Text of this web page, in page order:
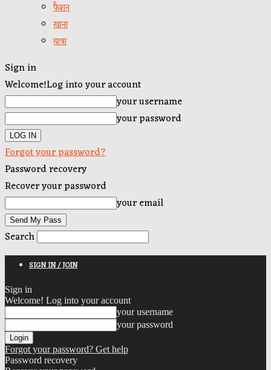
फैशन
खाना
यात्रा
Sign in
Welcome!Log into your account
your username
your password
Forgot your password?
Password recovery
Recover your password
your email
Search
SIGN IN / JOIN
Sign in
Welcome! Log into your account
your username
your password
Forgot your password? Get help
Password recovery